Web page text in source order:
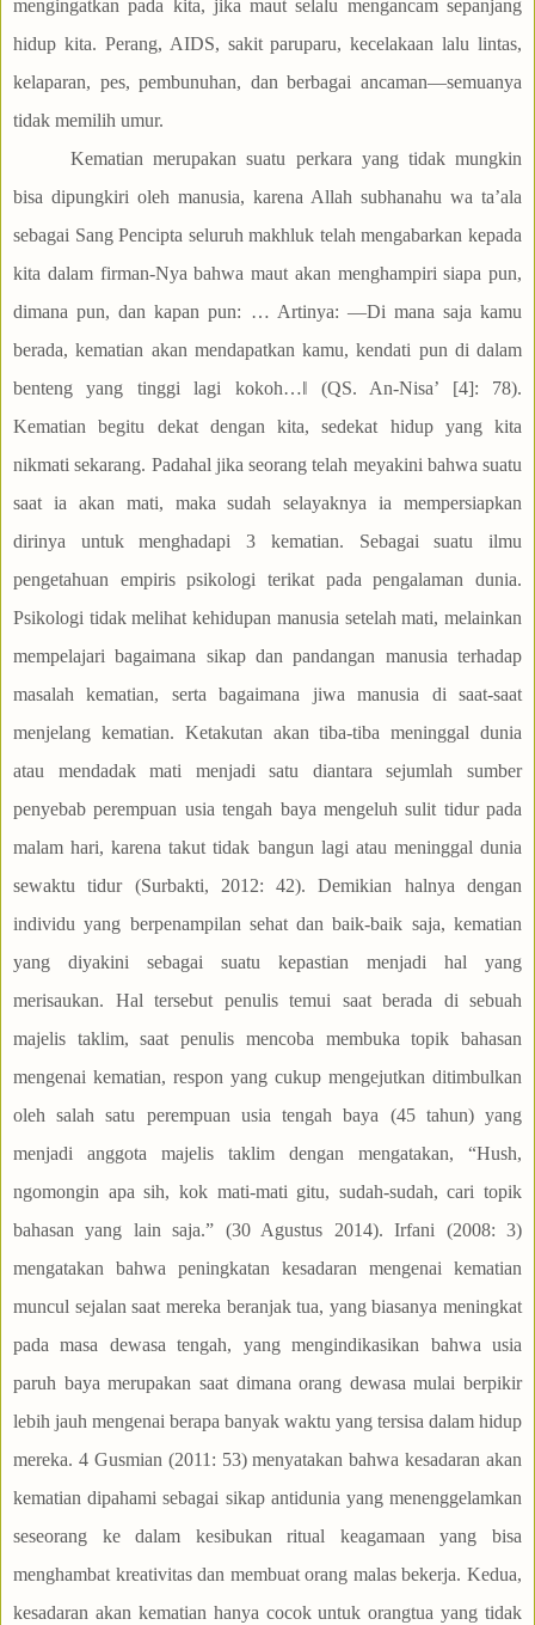
mengingatkan pada kita, jika maut selalu mengancam sepanjang
hidup kita. Perang, AIDS, sakit paruparu, kecelakaan lalu lintas,
kelaparan, pes, pembunuhan, dan berbagai ancaman—semuanya
tidak memilih umur.
Kematian merupakan suatu perkara yang tidak mungkin
bisa dipungkiri oleh manusia, karena Allah subhanahu wa ta’ala
sebagai Sang Pencipta seluruh makhluk telah mengabarkan kepada
kita dalam firman-Nya bahwa maut akan menghampiri siapa pun,
dimana pun, dan kapan pun: … Artinya: ―Di mana saja kamu
berada, kematian akan mendapatkan kamu, kendati pun di dalam
benteng yang tinggi lagi kokoh…‖ (QS. An-Nisa’ [4]: 78).
Kematian begitu dekat dengan kita, sedekat hidup yang kita
nikmati sekarang. Padahal jika seorang telah meyakini bahwa suatu
saat ia akan mati, maka sudah selayaknya ia mempersiapkan
dirinya untuk menghadapi 3 kematian. Sebagai suatu ilmu
pengetahuan empiris psikologi terikat pada pengalaman dunia.
Psikologi tidak melihat kehidupan manusia setelah mati, melainkan
mempelajari bagaimana sikap dan pandangan manusia terhadap
masalah kematian, serta bagaimana jiwa manusia di saat-saat
menjelang kematian. Ketakutan akan tiba-tiba meninggal dunia
atau mendadak mati menjadi satu diantara sejumlah sumber
penyebab perempuan usia tengah baya mengeluh sulit tidur pada
malam hari, karena takut tidak bangun lagi atau meninggal dunia
sewaktu tidur (Surbakti, 2012: 42). Demikian halnya dengan
individu yang berpenampilan sehat dan baik-baik saja, kematian
yang diyakini sebagai suatu kepastian menjadi hal yang
merisaukan. Hal tersebut penulis temui saat berada di sebuah
majelis taklim, saat penulis mencoba membuka topik bahasan
mengenai kematian, respon yang cukup mengejutkan ditimbulkan
oleh salah satu perempuan usia tengah baya (45 tahun) yang
menjadi anggota majelis taklim dengan mengatakan, “Hush,
ngomongin apa sih, kok mati-mati gitu, sudah-sudah, cari topik
bahasan yang lain saja.” (30 Agustus 2014). Irfani (2008: 3)
mengatakan bahwa peningkatan kesadaran mengenai kematian
muncul sejalan saat mereka beranjak tua, yang biasanya meningkat
pada masa dewasa tengah, yang mengindikasikan bahwa usia
paruh baya merupakan saat dimana orang dewasa mulai berpikir
lebih jauh mengenai berapa banyak waktu yang tersisa dalam hidup
mereka. 4 Gusmian (2011: 53) menyatakan bahwa kesadaran akan
kematian dipahami sebagai sikap antidunia yang menenggelamkan
seseorang ke dalam kesibukan ritual keagamaan yang bisa
menghambat kreativitas dan membuat orang malas bekerja. Kedua,
kesadaran akan kematian hanya cocok untuk orangtua yang tidak